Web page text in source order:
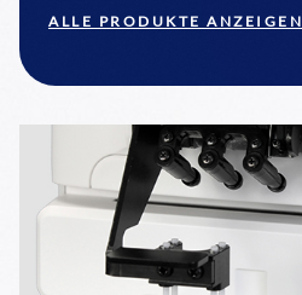
ALLE PRODUKTE ANZEIGEN